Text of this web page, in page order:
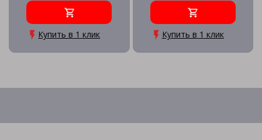
Купить в 1 клик Купить в 1 клик